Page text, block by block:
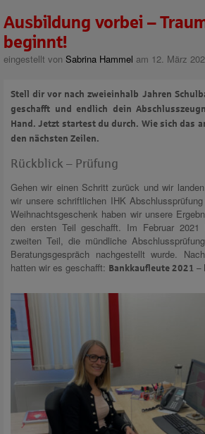
Ausbildung vorbei –
beginnt!
eingestellt von Sabrina Hammel am 12. März
Stell dir vor nach zweieinhalb Jahren
geschafft und endlich dein
Hand. Jetzt startest du durch. Wie sich das
den nächsten Zeilen.
Rückblick – Prüfung
Gehen wir einen Schritt zurück und wir
wir unsere schriftlichen IHK
Weihnachtsgeschenk haben wir unsere
den ersten Teil geschafft. Im Februar 2021
zweiten Teil, die mündliche
Beratungsgespräch nachgestellt wurde.
hatten wir es geschafft: Bankkaufleute 2021 –